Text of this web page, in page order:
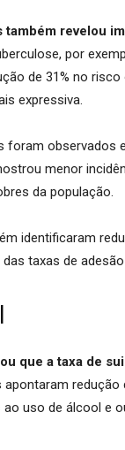
também revelou
por
de 31% no
expressiva.
foram observados
menor
da população.
identificaram
taxas de
que a taxa de
apontaram
uso de álcool e